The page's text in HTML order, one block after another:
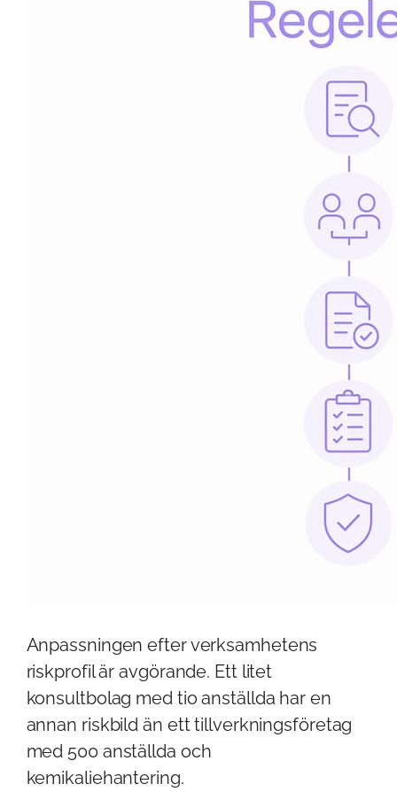
Anpassningen efter verksamhetens
riskprofil är avgörande. Ett litet
konsultbolag med tio anställda har en
annan riskbild än ett tillverkningsföretag
med 500 anställda och
kemikaliehantering.